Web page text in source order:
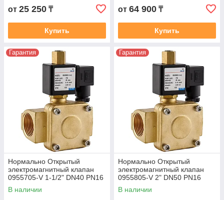
от 25 250 ₸
Купить
от 64 900 ₸
Купить
Гарантия
Нормально Открытый
электромагнитный клапан
0955705-V 1-1/2" DN40 PN16
В наличии
Гарантия
Нормально Открытый
электромагнитный клапан
0955805-V 2" DN50 PN16
В наличии